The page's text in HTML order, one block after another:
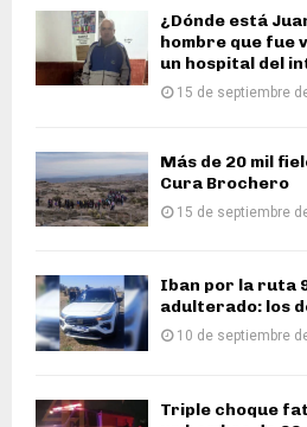
¿Dónde está
hombre que fue
un hospital del
15 de septiembre
Más de 20 mil
Cura Brochero
15 de septiembre
Iban por la ruta
adulterado: los
10 de septiembre
Triple choque